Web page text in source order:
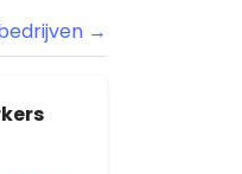
bedrijven →